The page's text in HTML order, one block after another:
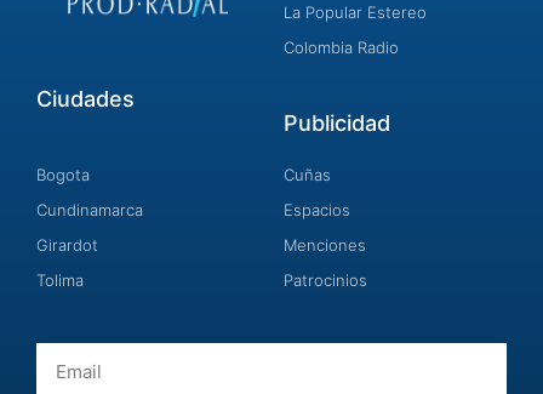
La Popular Estereo
Colombia Radio
Ciudades
Bogota
Cundinamarca
Girardot
Tolima
Publicidad
Cuñas
Espacios
Menciones
Patrocinios